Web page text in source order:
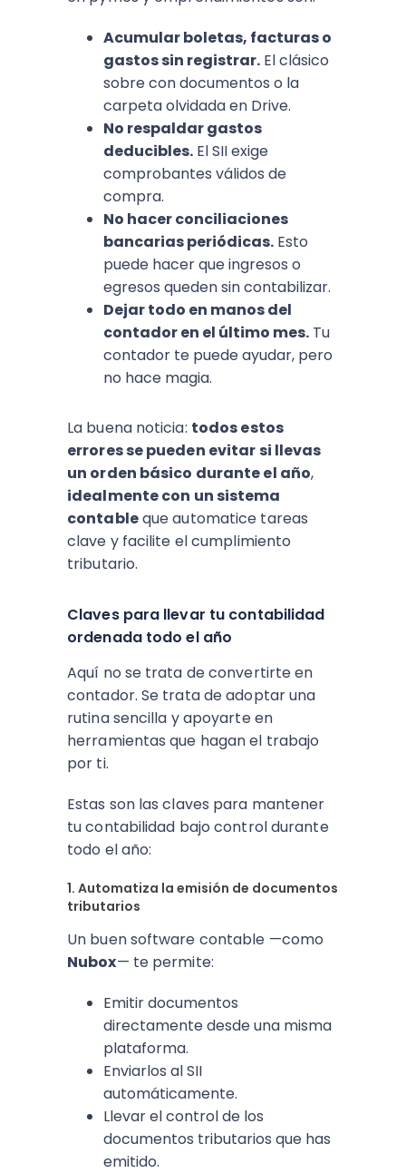
Acumular boletas, facturas o
gastos sin registrar. El clásico
sobre con documentos o la
carpeta olvidada en Drive.
No respaldar gastos
deducibles. El SII exige
comprobantes válidos de
compra.
No hacer conciliaciones
bancarias periódicas. Esto
puede hacer que ingresos o
egresos queden sin contabilizar.
Dejar todo en manos del
contador en el último mes. Tu
contador te puede ayudar, pero
no hace magia.
La buena noticia: todos estos
errores se pueden evitar si llevas
un orden básico durante el año,
idealmente con un sistema
contableque automatice tareas
clave y facilite el cumplimiento
tributario.
Claves para llevar tu contabilidad
ordenada todo el año
Aquí no se trata de convertirte en
contador. Se trata de adoptar una
rutina sencilla y apoyarte en
herramientas que hagan el trabajo
por ti.
Estas son las claves para mantener
tu contabilidad bajo control durante
todo el año:
1. Automatiza la emisión de documentos
tributarios
Un buen software contable —como
Nubox— te permite:
Emitir documentos
directamente desde una misma
plataforma.
Enviarlos al SII
automáticamente.
Llevar el control de los
documentos tributarios que has
emitido.